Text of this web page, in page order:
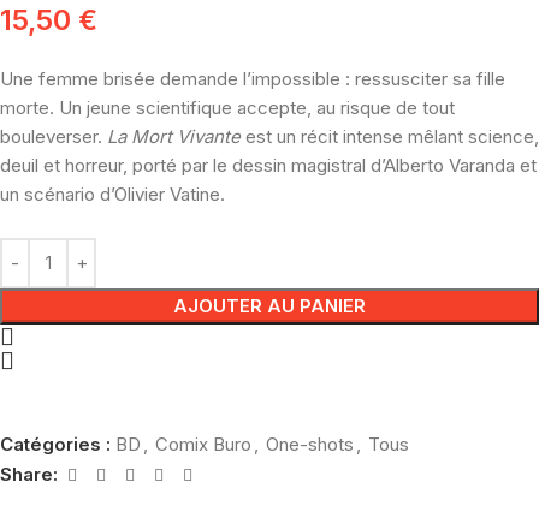
15,50 €
Une femme brisée demande l’impossible : ressusciter sa fille
morte. Un jeune scientifique accepte, au risque de tout
bouleverser. La Mort Vivanteest un récit intense mêlant science,
deuil et horreur, porté par le dessin magistral d’Alberto Varanda et
un scénario d’Olivier Vatine.
AJOUTER AU PANIER
Catégories : BD , Comix Buro , One-shots , Tous
Share: